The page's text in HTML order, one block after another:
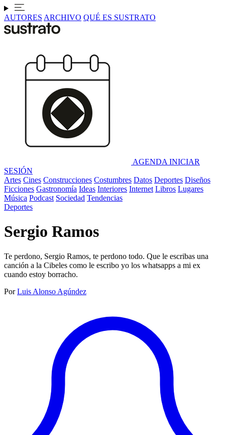
AUTORES ARCHIVO QUÉ ES SUSTRATO
AGENDA INICIAR
SESIÓN
Artes Cines Construcciones Costumbres Datos Deportes Diseños
Ficciones Gastronomía Ideas Interiores Internet Libros Lugares
Música Podcast Sociedad Tendencias
Deportes
Sergio Ramos
Te perdono, Sergio Ramos, te perdono todo. Que le escribas una
canción a la Cibeles como le escribo yo los whatsapps a mi ex
cuando estoy borracho.
Por Luis Alonso Agúndez